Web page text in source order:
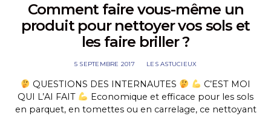
Comment faire vous-même un
produit pour nettoyer vos sols et
les faire briller ?
5 SEPTEMBRE 2017 LES ASTUCIEUX
QUESTIONS DES INTERNAUTES
C’EST MOI
QUI L’AI FAIT
Economique et efficace pour les sols
en parquet, en tomettes ou en carrelage, ce nettoyant